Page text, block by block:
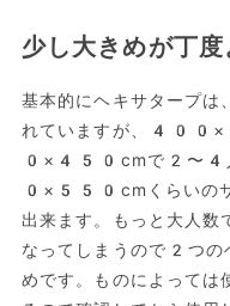
少し大きめが丁度
基本的にヘキサタープ
れていますが、
0×450cmで2〜4人
0×550cmくらいのサ
出来ます。もっと大人数
なってしまうので2つの
めです。ものによっては